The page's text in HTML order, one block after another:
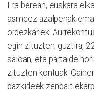
Era berean, euskara
asmoez azalpenak
ordezkariek.
egin zituzten; guztira,
saioan, eta partaide
zituzten kontuak.
bazkideek zenbait